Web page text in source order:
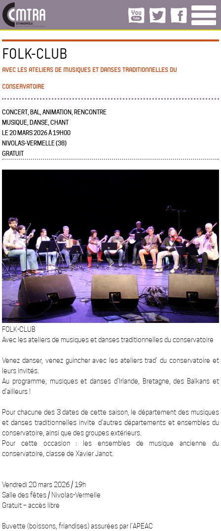
FOLK-CLUB
AVEC LES ATELIERS DE MUSIQUES ET DANSES TRADITIONNELLES DU
CONSERVATOIRE
CONCERT, BAL, ANIMATION, RENCONTRE
MUSIQUE, DANSE, CHANT
LE 20 MARS 2026 À 19H00
NIVOLAS-VERMELLE (38)
GRATUIT
FOLK-CLUB
Avec les ateliers de musiques et danses traditionnelles du conservatoire
Venez danser, venez guincher avec les ateliers trad’ du conservatoire et
leurs invités.
Au programme, musiques et danses d’Irlande, Bretagne, des Balkans et
d’ailleurs !
Pour chacune des 3 dates de cette saison, le département des musiques
et danses traditionnelles invite d’autres départements et ensembles du
conservatoire, ainsi que des groupes extérieurs.
Pour cette occasion : les ensembles de musique ancienne du
conservatoire, classe de Xavier Janot.
Vendredi 20 mars 2026 / 19h
Salle des fêtes / Nivolas-Vermelle
Gratuit – accès libre
Buvette (boissons, friandises) assurées par l’APEAC